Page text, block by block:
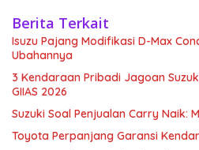
Berita Terkait
Isuzu Pajang Modifikasi D-Max
Ubahannya
3 Kendaraan Pribadi Jagoan
GIIAS 2026
Suzuki Soal Penjualan Carry Naik:
Toyota Perpanjang Garansi